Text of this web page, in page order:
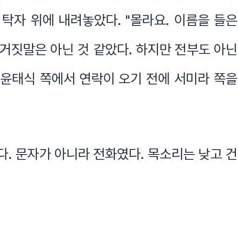
자 위에 내려놓았다. "몰라요. 이름을 들은
짓말은 아닌 것 같았다. 하지만 전부도 아닌
태식 쪽에서 연락이 오기 전에 서미라 쪽을
문자가 아니라 전화였다. 목소리는 낮고 건